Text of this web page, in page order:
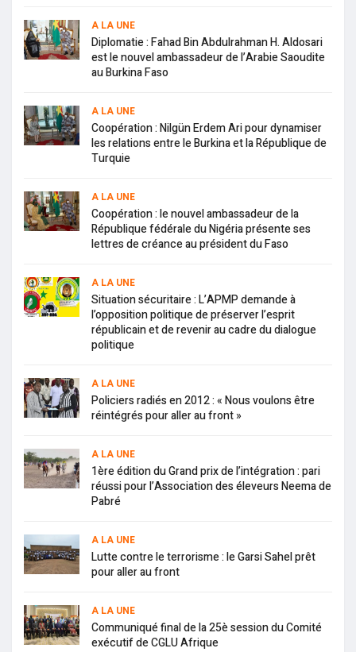
A LA UNE
Diplomatie : Fahad Bin Abdulrahman H. Aldosari
est le nouvel ambassadeur de l’Arabie Saoudite
au Burkina Faso
A LA UNE
Coopération : Nilgün Erdem Ari pour dynamiser
les relations entre le Burkina et la République de
Turquie
A LA UNE
Coopération : le nouvel ambassadeur de la
République fédérale du Nigéria présente ses
lettres de créance au président du Faso
A LA UNE
Situation sécuritaire : L’APMP demande à
l’opposition politique de préserver l’esprit
républicain et de revenir au cadre du dialogue
politique
A LA UNE
Policiers radiés en 2012 : « Nous voulons être
réintégrés pour aller au front »
A LA UNE
1ère édition du Grand prix de l’intégration : pari
réussi pour l’Association des éleveurs Neema de
Pabré
A LA UNE
Lutte contre le terrorisme : le Garsi Sahel prêt
pour aller au front
A LA UNE
Communiqué final de la 25è session du Comité
exécutif de CGLU Afrique